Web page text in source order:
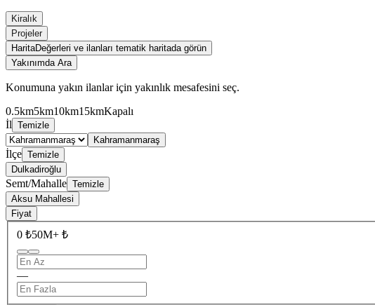
Kiralık
Projeler
HaritaDeğerleri ve ilanları tematik haritada görün
Yakınımda Ara
Konumuna yakın ilanlar için yakınlık mesafesini seç.
0.5km5km10km15kmKapalı
İl Temizle
Kahramanmaraş
İlçe Temizle
Dulkadiroğlu
Semt/Mahalle Temizle
Aksu Mahallesi
Fiyat
0 ₺50M+ ₺
—